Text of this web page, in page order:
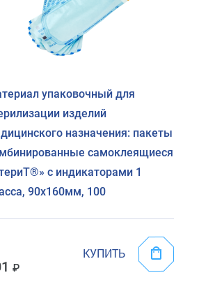
упаковочный для
изделий
назначения: пакеты
самоклеящиеся
с индикаторами 1
90х160мм, 100
КУПИТЬ